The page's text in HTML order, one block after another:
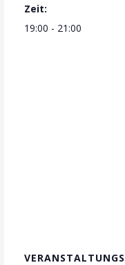
Zeit:
19:00 - 21:00